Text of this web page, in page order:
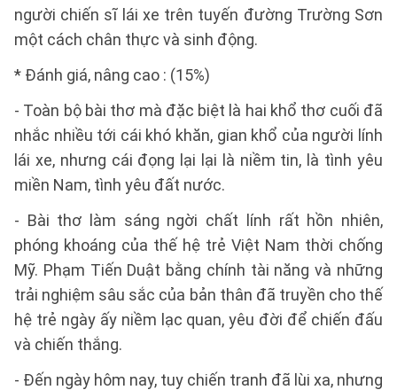
người chiến sĩ lái xe trên tuyến đường Trường Sơn
một cách chân thực và sinh động.
* Đánh giá, nâng cao : (15%)
- Toàn bộ bài thơ mà đặc biệt là hai khổ thơ cuối đã
nhắc nhiều tới cái khó khăn, gian khổ của người lính
lái xe, nhưng cái đọng lại lại là niềm tin, là tình yêu
miền Nam, tình yêu đất nước.
- Bài thơ làm sáng ngời chất lính rất hồn nhiên,
phóng khoáng của thế hệ trẻ Việt Nam thời chống
Mỹ. Phạm Tiến Duật bằng chính tài năng và những
trải nghiệm sâu sắc của bản thân đã truyền cho thế
hệ trẻ ngày ấy niềm lạc quan, yêu đời để chiến đấu
và chiến thắng.
- Đến ngày hôm nay, tuy chiến tranh đã lùi xa, nhưng